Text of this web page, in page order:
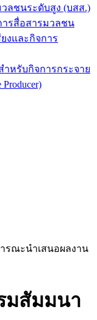
ลชนระดับสูง (บสส.)
รสื่อสารมวลชน
งและกิจการ
หรับกิจการกระจาย
รณะนำเสนอผลงาน
มสัมมนา